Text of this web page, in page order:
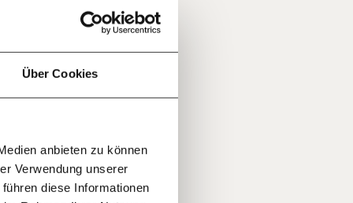
Über Cookies
anbieten zu können
Verwendung unserer
diese Informationen
die
100€ €
in
so.